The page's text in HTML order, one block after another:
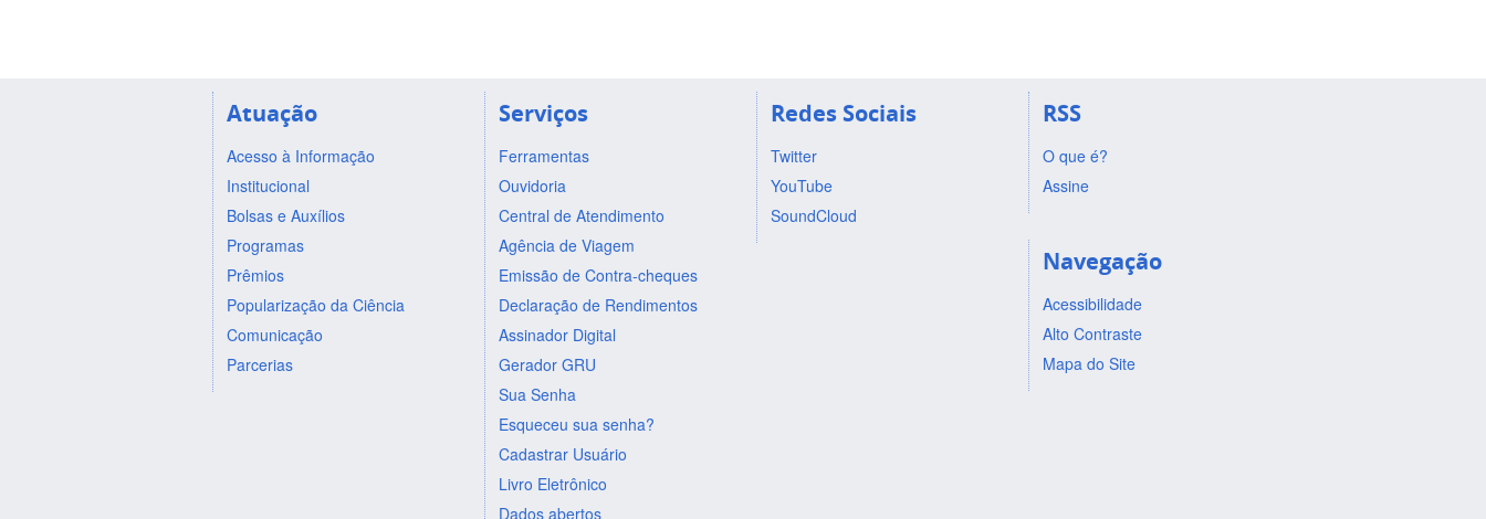
Atuação
Acesso à Informação
Institucional
Bolsas e Auxílios
Programas
Prêmios
Popularização da Ciência
Comunicação
Parcerias
Serviços
Ferramentas
Ouvidoria
Central de Atendimento
Agência de Viagem
Emissão de Contra-cheques
Declaração de Rendimentos
Assinador Digital
Gerador GRU
Sua Senha
Esqueceu sua senha?
Cadastrar Usuário
Livro Eletrônico
Dados abertos
Redes Sociais
Twitter
YouTube
SoundCloud
RSS
O que é?
Assine
Navegação
Acessibilidade
Alto Contraste
Mapa do Site